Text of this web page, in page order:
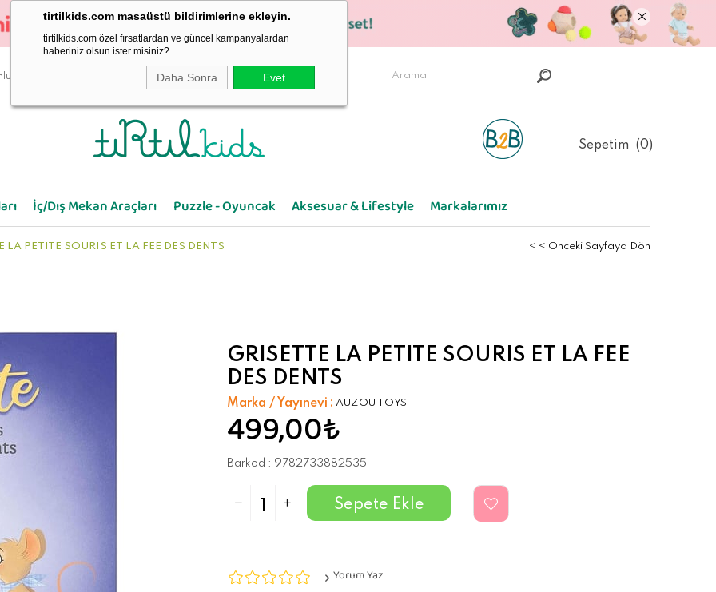
tirtilkids.com masaüstü bildirimlerine ekleyin.
tirtilkids.com özel fırsatlardan ve güncel kampanyalardan
haberiniz olsun ister misiniz?
Daha Sonra Evet
Sepetim 0
İç/Dış Mekan Araçları Puzzle - Oyuncak Aksesuar & Lifestyle Markalarımız
LA PETITE SOURIS ET LA FEE DES DENTS < < Önceki Sayfaya Dön
GRISETTE LA PETITE SOURIS ET LA FEE
DES DENTS
Marka / Yayınevi : AUZOU TOYS
499,00₺
Barkod : 9782733882535
Yorum Yaz